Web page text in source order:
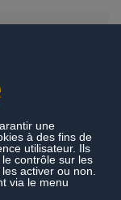
et offre ordinaire
et de